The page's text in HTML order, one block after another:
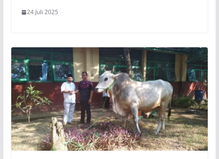
24 Juli 2025